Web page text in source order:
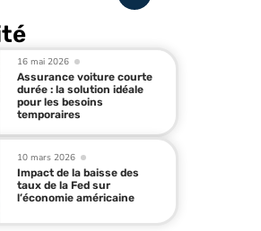
16 mai 2026
Assurance voiture courte
durée : la solution idéale
pour les besoins
temporaires
10 mars 2026
Impact de la baisse des
taux de la Fed sur
l’économie américaine